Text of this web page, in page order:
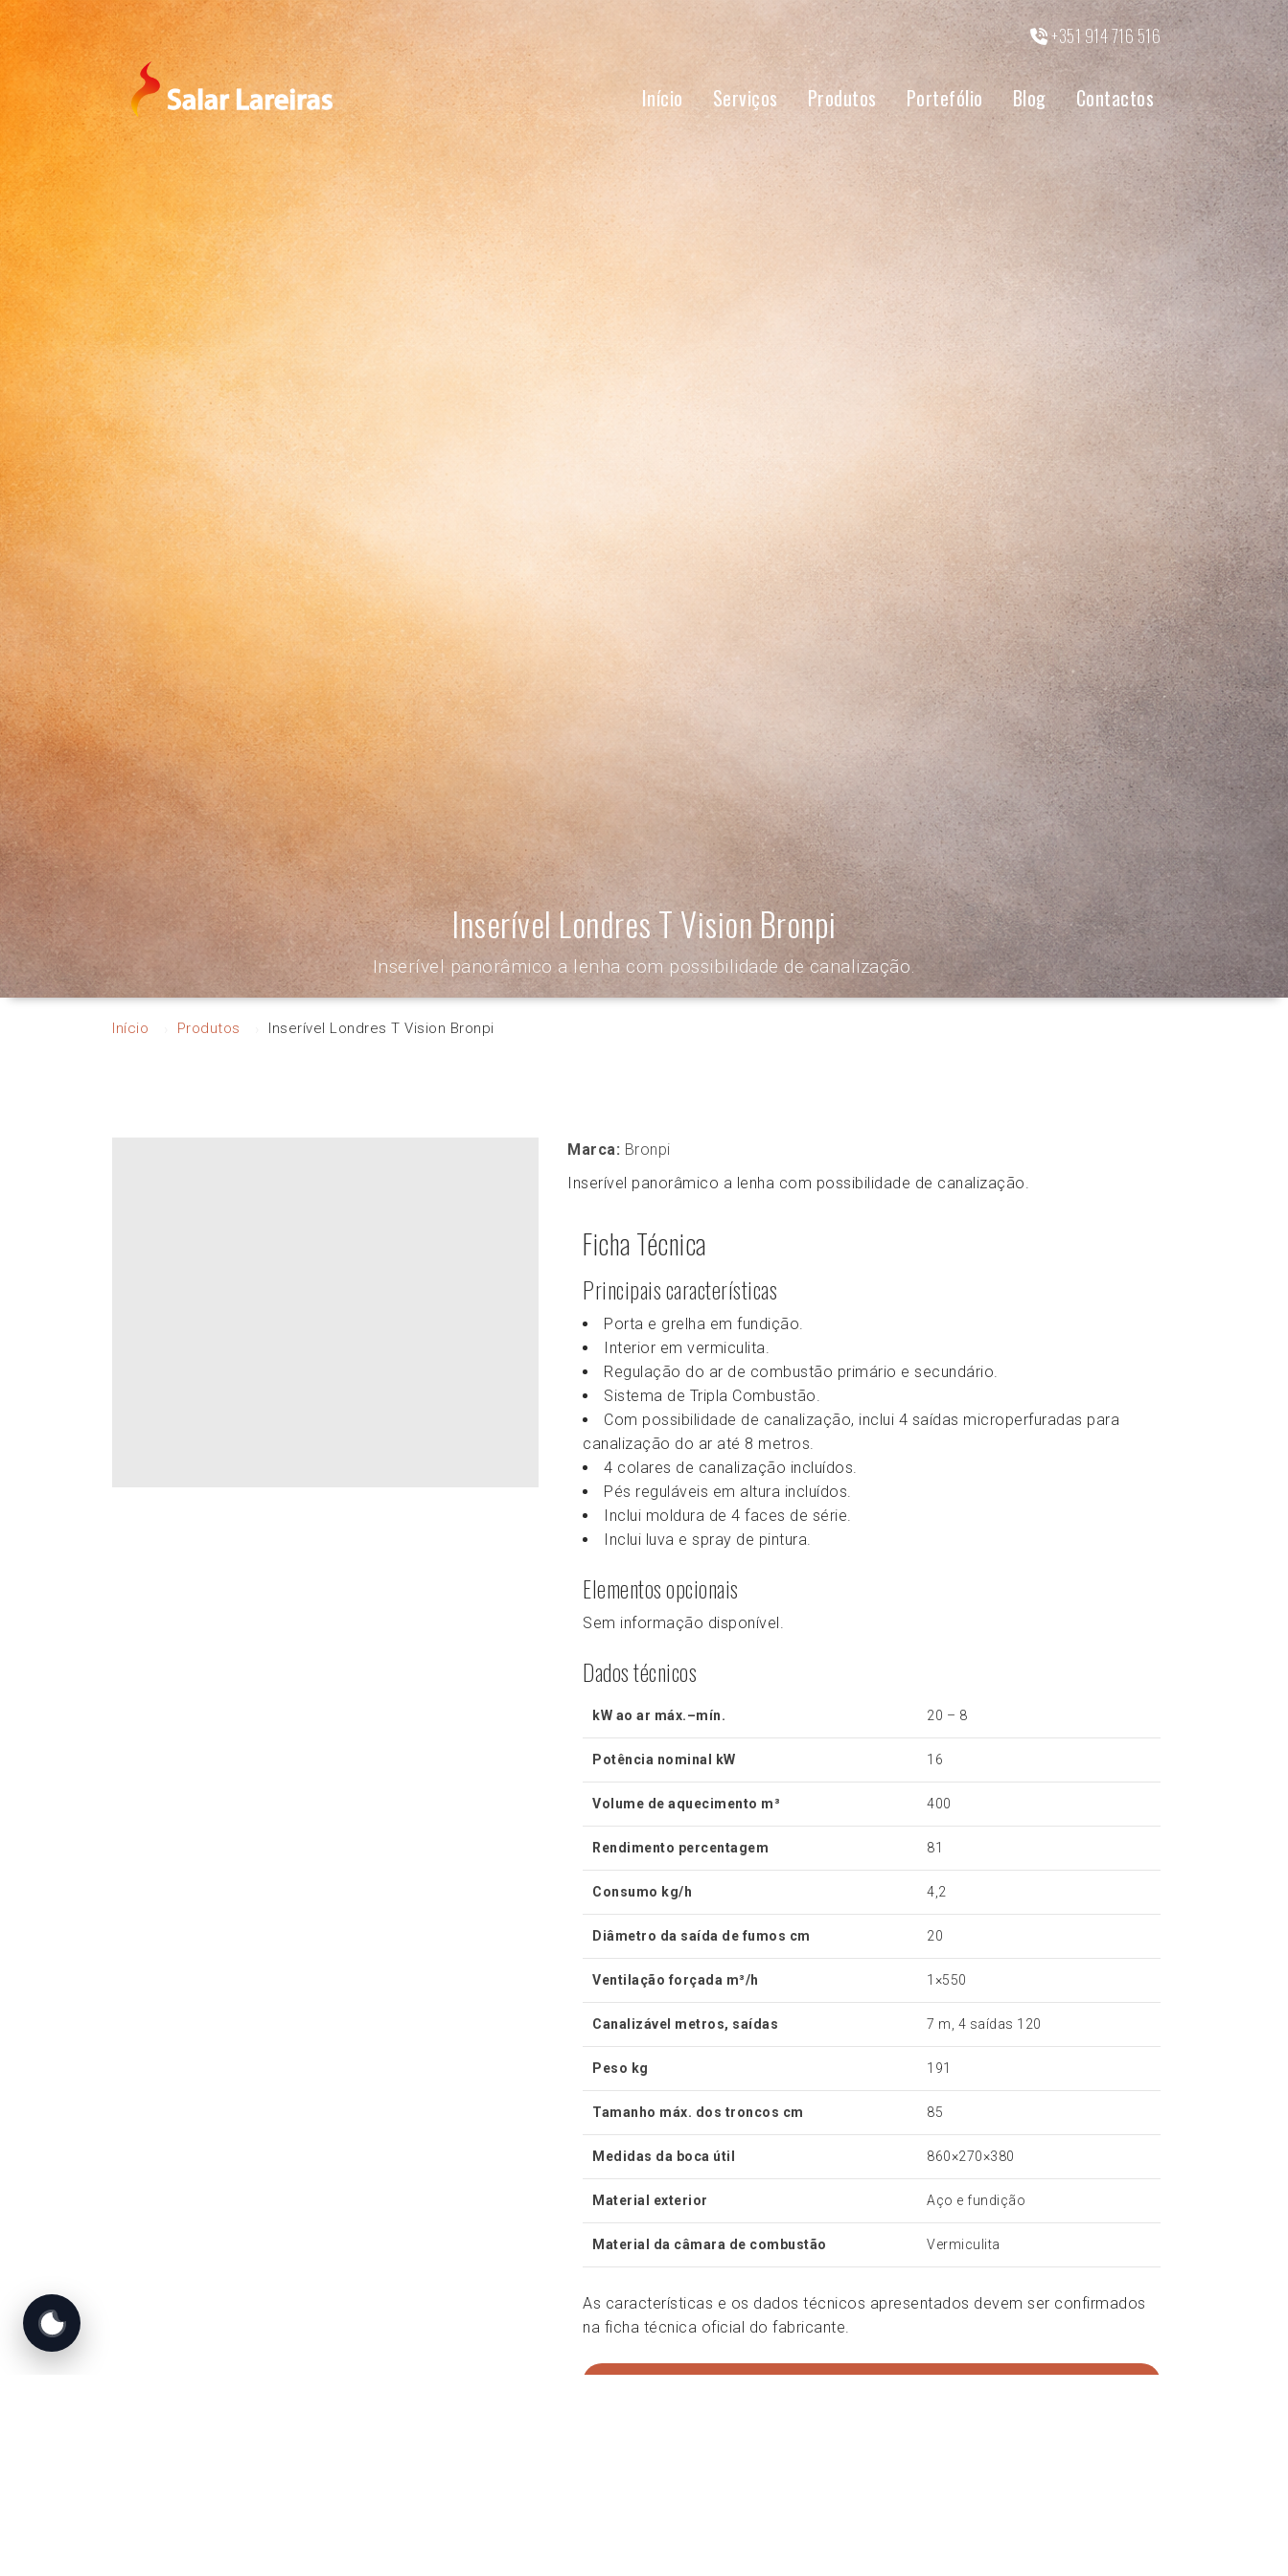
+351 914 716 516
Início Serviços Produtos Portefólio Blog Contactos
Inserível Londres T Vision Bronpi
Inserível panorâmico a lenha com possibilidade de canalização.
Início Produtos Inserível Londres T Vision Bronpi
Marca: Bronpi
Inserível panorâmico a lenha com possibilidade de canalização.
Ficha Técnica
Principais características
Porta e grelha em fundição.
Interior em vermiculita.
Regulação do ar de combustão primário e secundário.
Sistema de Tripla Combustão.
Com possibilidade de canalização, inclui 4 saídas microperfuradas para
canalização do ar até 8 metros.
4 colares de canalização incluídos.
Pés reguláveis em altura incluídos.
Inclui moldura de 4 faces de série.
Inclui luva e spray de pintura.
Elementos opcionais
Sem informação disponível.
Dados técnicos
kW ao ar máx.–mín. 20 – 8
Potência nominal kW 16
Volume de aquecimento m³ 400
Rendimento percentagem 81
Consumo kg/h 4,2
Diâmetro da saída de fumos cm 20
Ventilação forçada m³/h 1×550
Canalizável metros, saídas 7 m, 4 saídas 120
Peso kg 191
Tamanho máx. dos troncos cm 85
Medidas da boca útil 860×270×380
Material exterior Aço e fundição
Material da câmara de combustão Vermiculita
As características e os dados técnicos apresentados devem ser confirmados
na ficha técnica oficial do fabricante.